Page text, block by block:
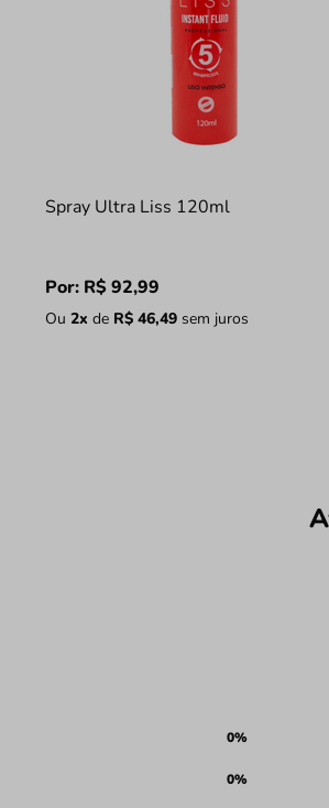
Spray Ultra Liss 120ml
Por: R$ 92,99
Ou2x de R$ 46,49 sem juros
0%
0%